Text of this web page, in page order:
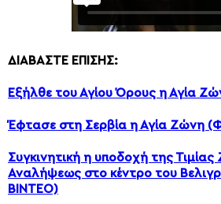
ΔΙΑΒΑΣΤΕ ΕΠΙΣΗΣ:
Εξήλθε του Αγίου Όρους η Αγία
Έφτασε στη Σερβία η Αγία Ζώνη
Συγκινητική η υποδοχή της
Αναλήψεως στο κέντρο του
ΒΙΝΤΕΟ)